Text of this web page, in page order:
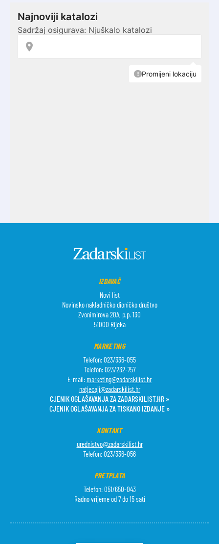
IZDAVAČ
Novi list
Novinsko nakladničko dioničko društvo
Zvonimirova 20A, p.p. 130
51000 Rijeka
MARKETING
Telefon: 023/336-055
Telefon: 023/232-757
E-mail: marketing@zadarskilist.hr
natjecaji@zadarskilist.hr
CJENIK OGLAŠAVANJA ZA ZADARSKILIST.HR »
CJENIK OGLAŠAVANJA ZA TISKANO IZDANJE »
KONTAKT
urednistvo@zadarskilist.hr
Telefon: 023/336-056
PRETPLATA
Telefon: 051/650-043
Radno vrijeme od 7 do 15 sati